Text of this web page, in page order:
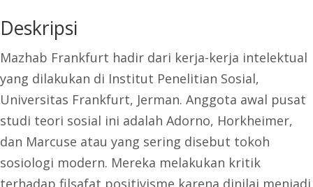
Rp58.500.
Frankfurt:
Gagasan
dan
Kritik
Deskripsi
Mazhab Frankfurt hadir dari kerja-kerja intelektual
yang dilakukan di Institut Penelitian Sosial,
Universitas Frankfurt, Jerman. Anggota awal pusat
studi teori sosial ini adalah Adorno, Horkheimer,
dan Marcuse atau yang sering disebut tokoh
sosiologi modern. Mereka melakukan kritik
terhadap filsafat positivisme karena dinilai menjadi